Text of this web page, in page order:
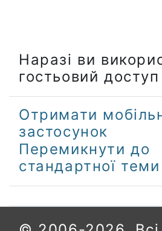
Наразі ви
гостьовий
Отримати
застосунок
Перемикнути до
стандартної теми